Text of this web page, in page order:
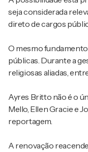
seja considerada
direto de cargos
O mesmo
públicas. Durante a
religiosas aliadas,
Ayres Britto não é o
Mello, Ellen Gracie e
reportagem.
A renovação